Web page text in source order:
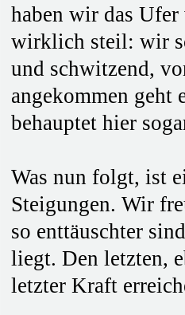
haben wir das Ufer
wirklich steil: wir
und schwitzend,
angekommen geht
behauptet hier
Was nun folgt, ist
Steigungen. Wir
so enttäuschter
liegt. Den letzten,
letzter Kraft